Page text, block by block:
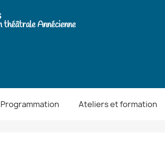
Annécienne
Programmation Ateliers et formation